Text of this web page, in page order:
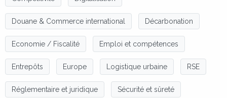
Douane & Commerce international Décarbonation
Economie / Fiscalité Emploi et compétences
Entrepôts Europe Logistique urbaine RSE
Réglementaire et juridique Sécurité et sûreté